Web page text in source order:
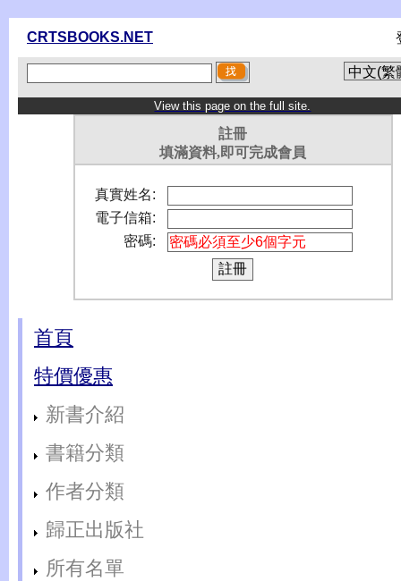
CRTSBOOKS.NET
View this page on the full site.
註冊
填滿資料,即可完成會員
真實姓名:
電子信箱:
密碼:
首頁
特價優惠
新書介紹
書籍分類
作者分類
歸正出版社
所有名單